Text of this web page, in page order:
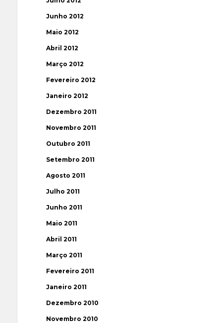
Junho 2012
Maio 2012
Abril 2012
Março 2012
Fevereiro 2012
Janeiro 2012
Dezembro 2011
Novembro 2011
Outubro 2011
Setembro 2011
Agosto 2011
Julho 2011
Junho 2011
Maio 2011
Abril 2011
Março 2011
Fevereiro 2011
Janeiro 2011
Dezembro 2010
Novembro 2010